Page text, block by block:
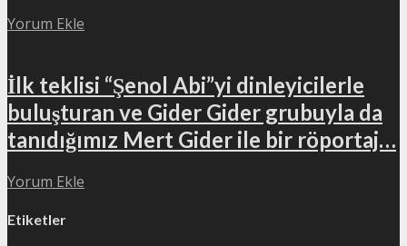
Yorum Ekle
İlk teklisi “Şenol Abi”yi dinleyicilerle
buluşturan ve Gider Gider grubuyla da
tanıdığımız Mert Gider ile bir röportaj…
Yorum Ekle
Etiketler